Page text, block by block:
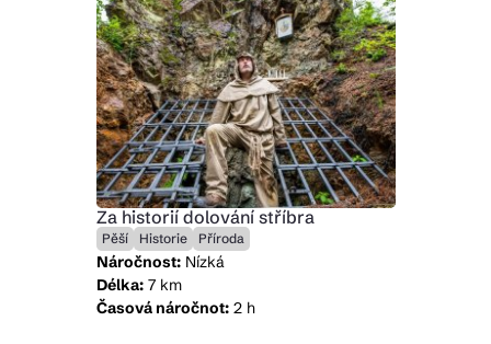
Za historií dolování stříbra
Pěší Historie Příroda
Náročnost:Nízká
Délka:7 km
Časová náročnot:2 h